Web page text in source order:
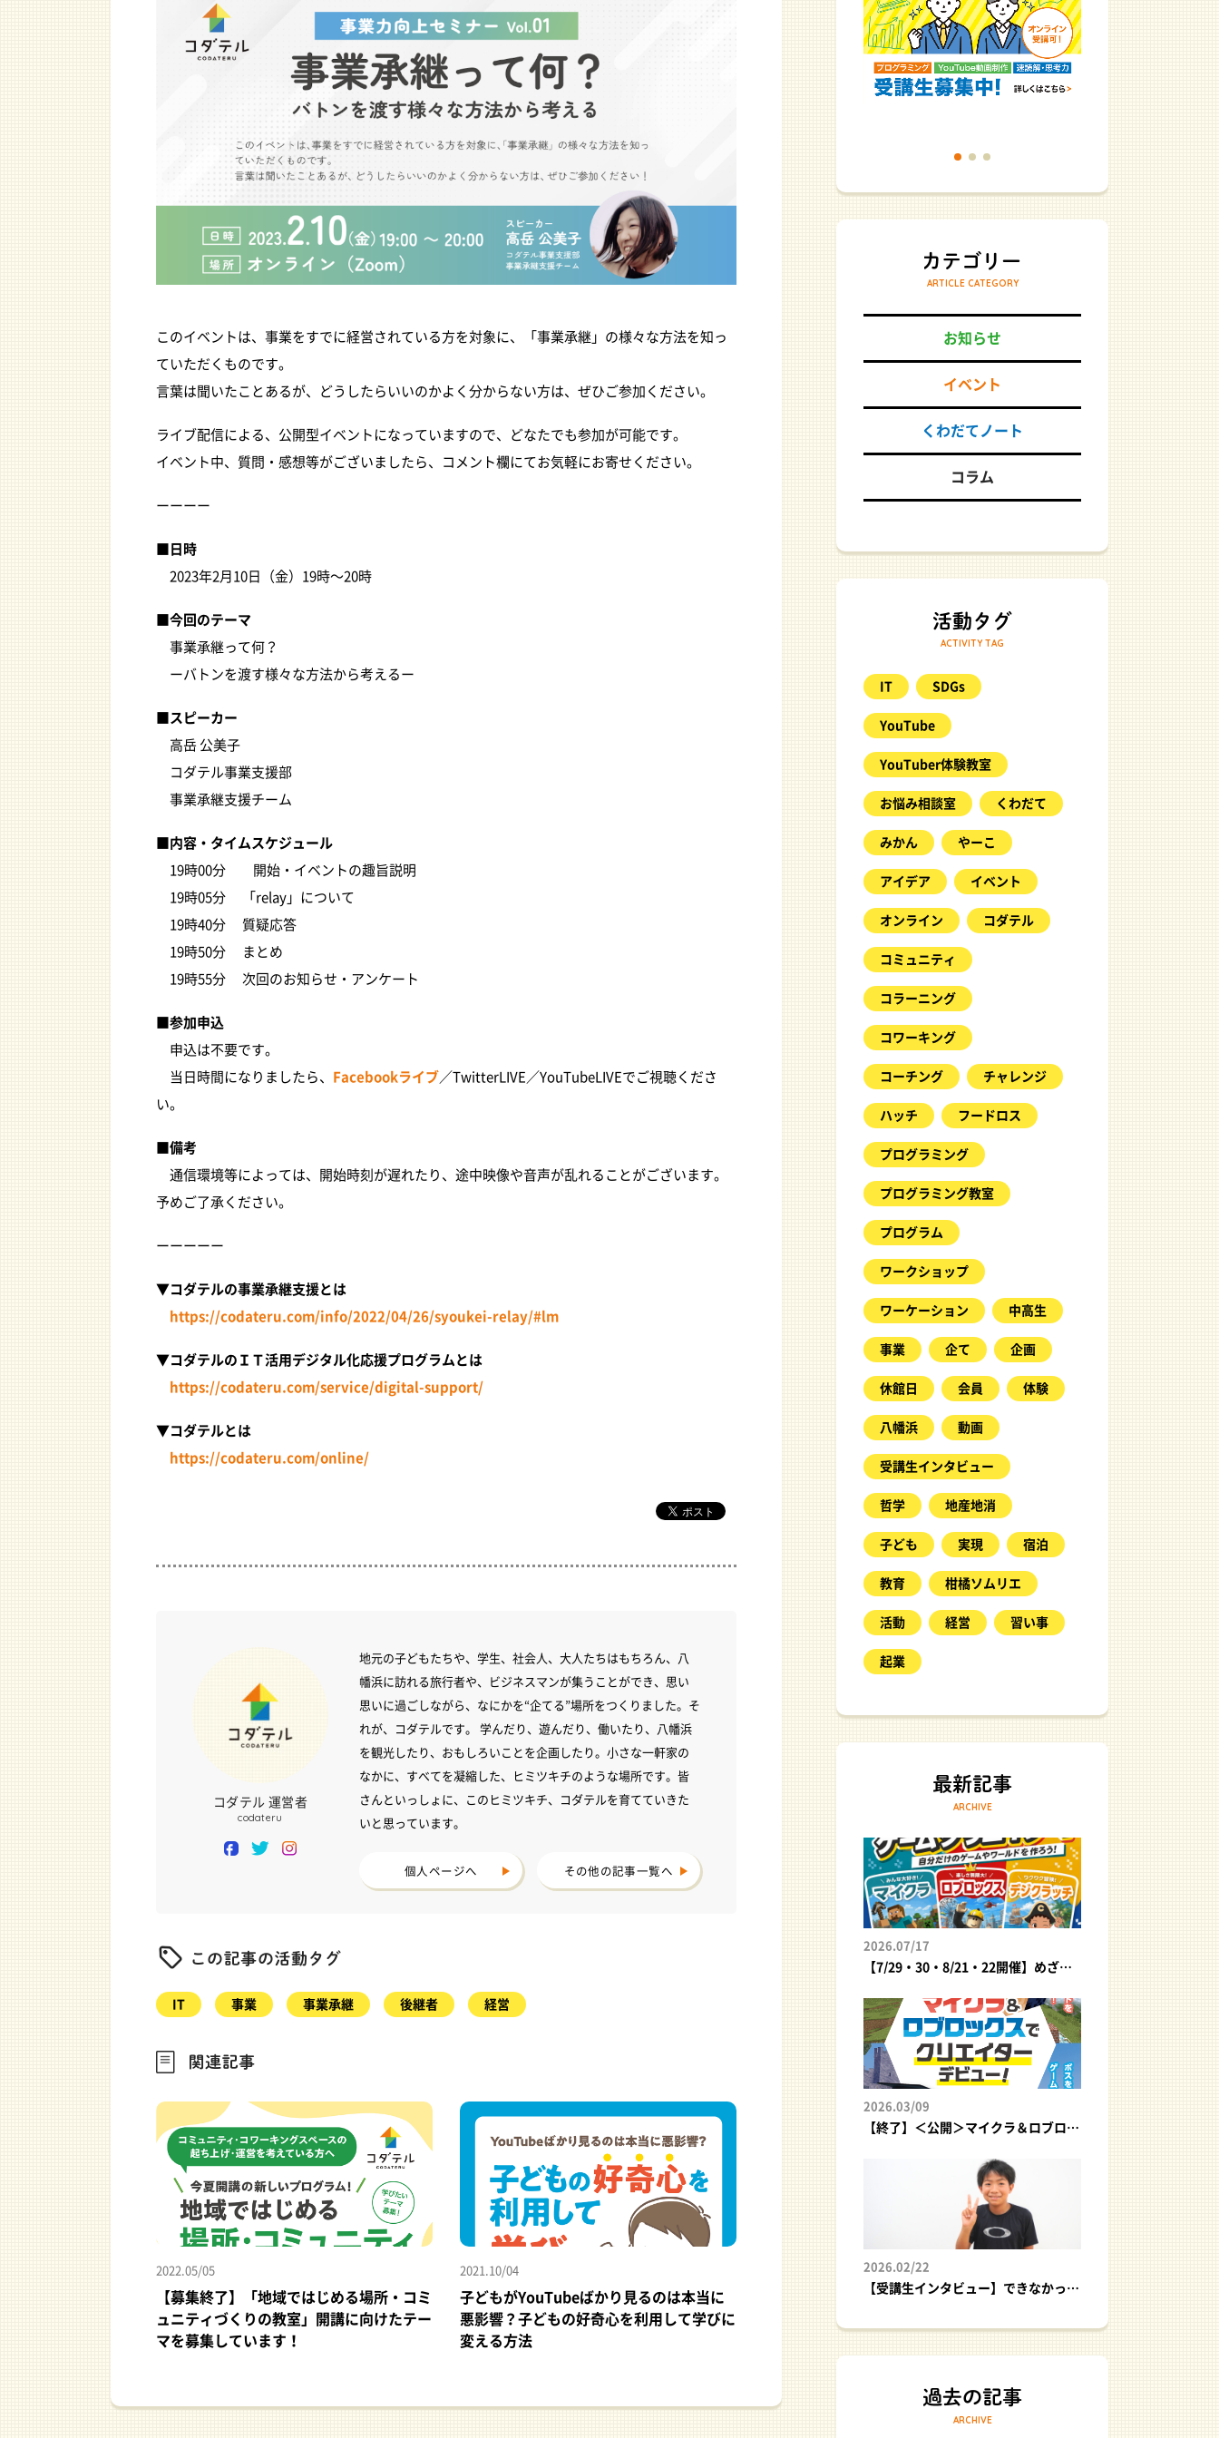
このイベントは、事業をすでに経営されている方を対象に、「事業承継」の様々な方法を知っ
ていただくものです。
言葉は聞いたことあるが、どうしたらいいのかよく分からない方は、ぜひご参加ください。
ライブ配信による、公開型イベントになっていますので、どなたでも参加が可能です。
イベント中、質問・感想等がございましたら、コメント欄にてお気軽にお寄せください。
ーーーー
■日時
2023年2月10日（金）19時〜20時
■今回のテーマ
事業承継って何？
ーバトンを渡す様々な方法から考えるー
■スピーカー
高岳 公美子
コダテル事業支援部
事業承継支援チーム
■内容・タイムスケジュール
19時00分 開始・イベントの趣旨説明
19時05分 「relay」について
19時40分 質疑応答
19時50分 まとめ
19時55分 次回のお知らせ・アンケート
■参加申込
申込は不要です。
当日時間になりましたら、
Facebookライブ ／TwitterLIVE／YouTubeLIVEでご視聴くださ
い。
■備考
通信環境等によっては、開始時刻が遅れたり、途中映像や音声が乱れることがございます。
予めご了承ください。
ーーーーー
▼コダテルの事業承継支援とは
https://codateru.com/info/2022/04/26/syoukei-relay/#lm
▼コダテルのＩＴ活用デジタル化応援プログラムとは
https://codateru.com/service/digital-support/
▼コダテルとは
https://codateru.com/online/
コダテル 運営者
codateru
facebook
twitter
地元の子どもたちや、学生、社会人、大人たちはもちろん、八
幡浜に訪れる旅行者や、ビジネスマンが集うことができ、思い
思いに過ごしながら、なにかを“企てる”場所をつくりました。そ
れが、コダテルです。 学んだり、遊んだり、働いたり、八幡浜
を観光したり、おもしろいことを企画したり。小さな一軒家の
なかに、すべてを凝縮した、ヒミツキチのような場所です。皆
さんといっしょに、このヒミツキチ、コダテルを育てていきた
いと思っています。
個人ページへ その他の記事一覧へ
IT 事業 事業承継 後継者 経営
2022.05/05
【募集終了】「地域ではじめる場所・コミ
ュニティづくりの教室」開講に向けたテー
マを募集しています！
2021.10/04
子どもがYouTubeばかり見るのは本当に
悪影響？子どもの好奇心を利用して学びに
変える方法
ARTICLE CATEGORY
お知らせ
イベント
くわだてノート
コラム
ACTIVITY TAG
IT SDGs
YouTube
YouTuber体験教室
お悩み相談室 くわだて
みかん やーこ
アイデア イベント
オンライン コダテル
コミュニティ
コラーニング
コワーキング
コーチング チャレンジ
ハッチ フードロス
プログラミング
プログラミング教室
プログラム
ワークショップ
ワーケーション 中高生
事業 企て 企画
休館日 会員 体験
八幡浜 動画
受講生インタビュー
哲学 地産地消
子ども 実現 宿泊
教育 柑橘ソムリエ
活動 経営 習い事
起業
ARCHIVE
2026.07/17
【7/29・30・8/21・22開催】めざせ、最高のゲームクリエイター！自分だけのゲームやワールドを作ろう｜夏休みプログラミング体験イベント
2026.03/09
【終了】＜公開＞マイクラ＆ロブロックスでクリエイターデビュー！｜プログラミング体験イベント
2026.02/22
【受講生インタビュー】できなかった悔しさが、挑戦のスタートに！
ARCHIVE